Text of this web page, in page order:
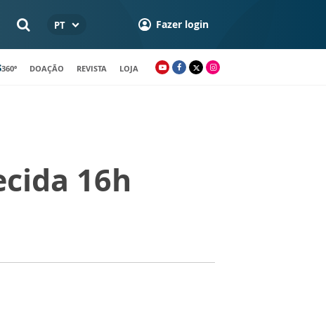
PT Fazer login
360º DOAÇÃO REVISTA LOJA
16h